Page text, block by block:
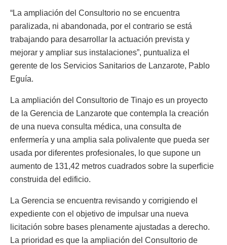
“La ampliación del Consultorio no se encuentra
paralizada, ni abandonada, por el contrario se está
trabajando para desarrollar la actuación prevista y
mejorar y ampliar sus instalaciones”, puntualiza el
gerente de los Servicios Sanitarios de Lanzarote, Pablo
Eguía.
La ampliación del Consultorio de Tinajo es un proyecto
de la Gerencia de Lanzarote que contempla la creación
de una nueva consulta médica, una consulta de
enfermería y una amplia sala polivalente que pueda ser
usada por diferentes profesionales, lo que supone un
aumento de 131,42 metros cuadrados sobre la superficie
construida del edificio.
La Gerencia se encuentra revisando y corrigiendo el
expediente con el objetivo de impulsar una nueva
licitación sobre bases plenamente ajustadas a derecho.
La prioridad es que la ampliación del Consultorio de